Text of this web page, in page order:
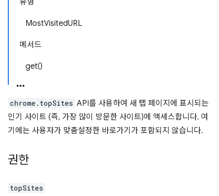
유형
MostVisitedURL
메서드
get()
chrome.topSites API를 사용하여 새 탭 페이지에 표시되는
인기 사이트 (즉, 가장 많이 방문한 사이트)에 액세스합니다. 여
기에는 사용자가 맞춤설정한 바로가기가 포함되지 않습니다.
권한
topSites